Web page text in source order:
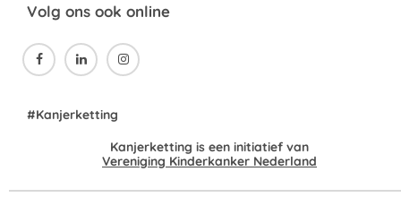
Volg ons ook online
  
#Kanjerketting
Kanjerketting is een initiatief van
Vereniging Kinderkanker Nederland